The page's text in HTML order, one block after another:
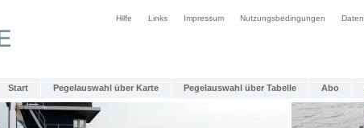
Hilfe Links Impressum Nutzungsbedingungen
Start Pegelauswahl über Karte Pegelauswahl über Tabelle Abo